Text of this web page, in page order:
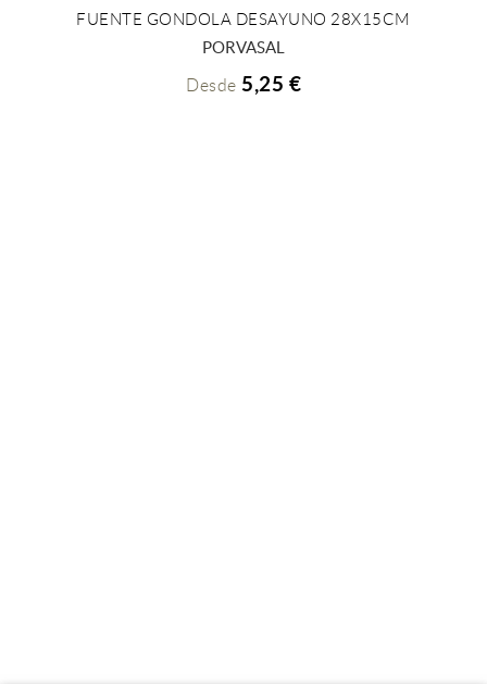
+ INFO
FUENTE GONDOLA DESAYUNO 28X15CM
PORVASAL
Desde 5,25 €